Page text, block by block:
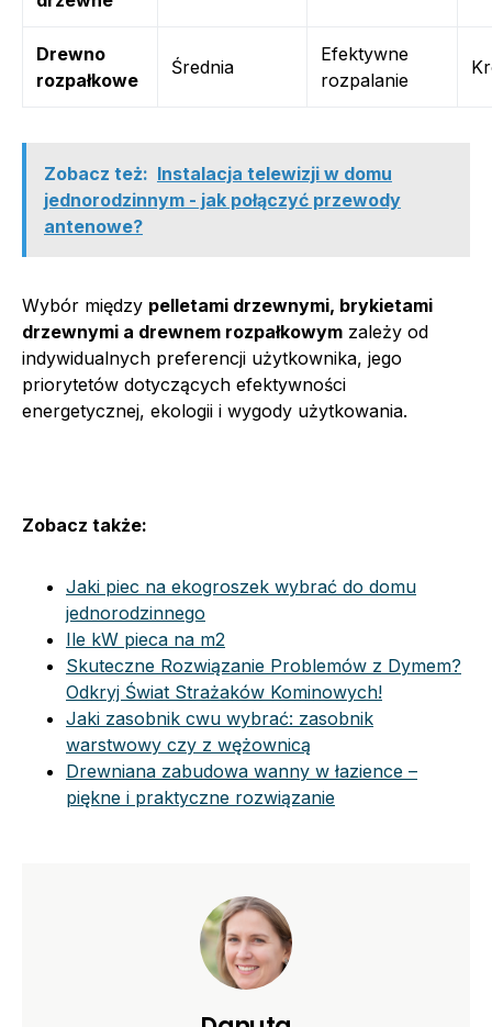
Drewno
rozpałkowe
Średnia
Efektywne
rozpalanie
Zobacz też: Instalacja telewizji w domu
jednorodzinnym - jak połączyć przewody
antenowe?
Wybór między pelletami drzewnymi, brykietami
drzewnymi a drewnem rozpałkowym zależy od
indywidualnych preferencji użytkownika, jego
priorytetów dotyczących efektywności
energetycznej, ekologii i wygody użytkowania.
Zobacz także:
Jaki piec na ekogroszek wybrać do domu
jednorodzinnego
Ile kW pieca na m2
Skuteczne Rozwiązanie Problemów z Dymem?
Odkryj Świat Strażaków Kominowych!
Jaki zasobnik cwu wybrać: zasobnik
warstwowy czy z wężownicą
Drewniana zabudowa wanny w łazience –
piękne i praktyczne rozwiązanie